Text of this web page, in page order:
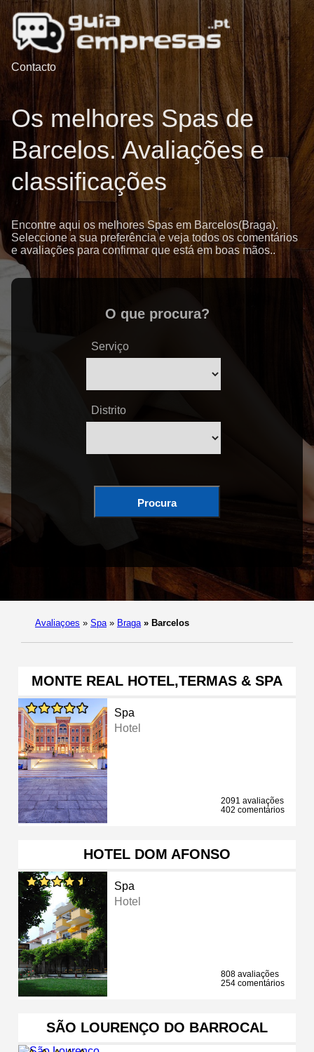
Contacto
Os melhores Spas de
Barcelos. Avaliações e
classificações
Encontre aqui os melhores Spas em Barcelos(Braga).
Seleccione a sua preferência e veja todos os comentários
e avaliações para confirmar que está em boas mãos..
O que procura?
Serviço
Distrito
Procura
Avaliaçoes » Spa » Braga » Barcelos
MONTE REAL HOTEL,TERMAS & SPA
Spa
Hotel
2091 avaliações
402 comentários
HOTEL DOM AFONSO
Spa
Hotel
808 avaliações
254 comentários
SÃO LOURENÇO DO BARROCAL